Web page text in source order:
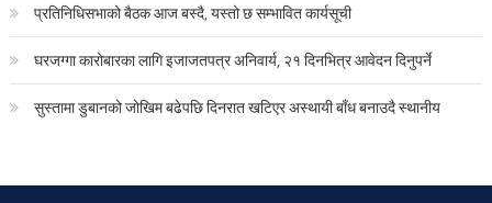
प्रतिनिधिसभाको बैठक आज बस्दै, यस्तो छ सम्भावित कार्यसूची
घरजग्गा कारोबारका लागि इजाजतपत्र अनिवार्य, २१ दिनभित्र आवेदन दिनुपर्ने
सुस्तामा डुबानको जोखिम बढेपछि दिनरात खटिएर अस्थायी बाँध बनाउदै स्थानीय